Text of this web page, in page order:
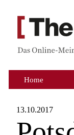
Home
13.10.2017